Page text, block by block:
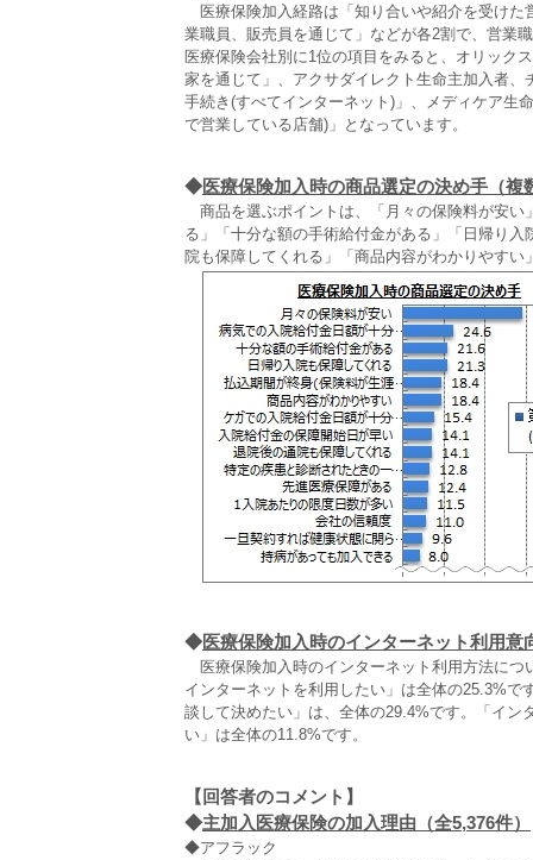
医療保険加入経路は「知り合いや紹介を受けた
業職員、販売員を通じて」などが各2割で、営業
医療保険会社別に1位の項目をみると、オリック
家を通じて」、アクサダイレクト生命主加入者
手続き(すべてインターネット)」、メディケア生
で営業している店舗)」となっています。
◆医療保険加入時の商品選定の決め手（複
商品を選ぶポイントは、「月々の保険料が安い
る」「十分な額の手術給付金がある」「日帰り
院も保障してくれる」「商品内容がわかりやす
◆医療保険加入時のインターネット利用意
医療保険加入時のインターネット利用方法につ
インターネットを利用したい」は全体の25.3%
談して決めたい」は、全体の29.4%です。「イ
い」は全体の11.8%です。
【回答者のコメント】
◆主加入医療保険の加入理由（全5,376件）
◆アフラック